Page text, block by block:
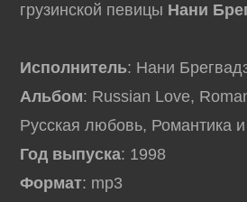
грузинской певицы Нани
Исполнитель: Нани
Альбом: Russian Love,
Русская любовь, Романтика
Год выпуска: 1998
Формат: mp3